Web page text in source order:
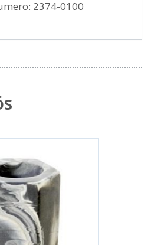
2374-0100